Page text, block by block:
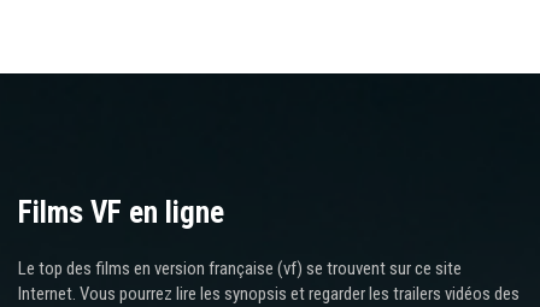
Films VF en ligne
Le top des films en version française (vf) se trouvent sur ce site
Internet. Vous pourrez lire les synopsis et regarder les trailers vidéos des